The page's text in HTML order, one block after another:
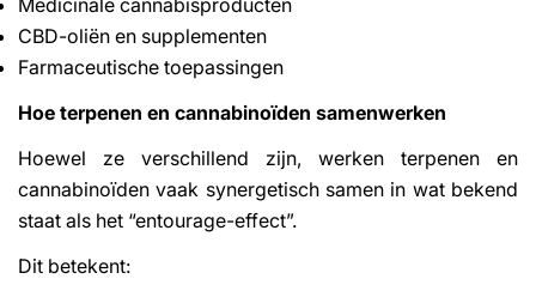
CBD-oliën en supplementen
Farmaceutische toepassingen
Hoe terpenen en cannabinoïden samenwerken
Hoewel ze verschillend zijn, werken terpenen en
cannabinoïden vaak synergetisch samen in wat bekend
staat als het “entourage-effect”.
Dit betekent: